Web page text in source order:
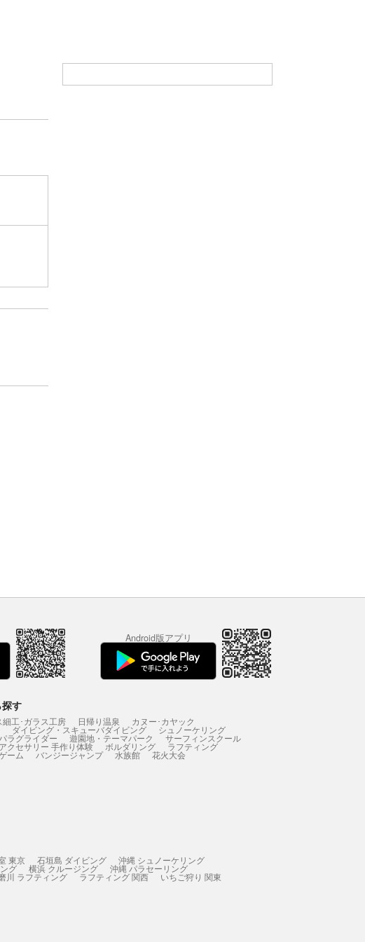
Android版アプリ
す
細工･ガラス工房 日帰り温泉 カヌー･カヤック
ダイビング・スキューバダイビング シュノーケリング
パラグライダー 遊園地・テーマパーク サーフィンスクール
クセサリー 手作り体験 ボルダリング ラフティング
ーム バンジージャンプ 水族館 花火大会
東京 石垣島 ダイビング 沖縄 シュノーケリング
グ 横浜 クルージング 沖縄 パラセーリング
川 ラフティング ラフティング 関西 いちご狩り 関東